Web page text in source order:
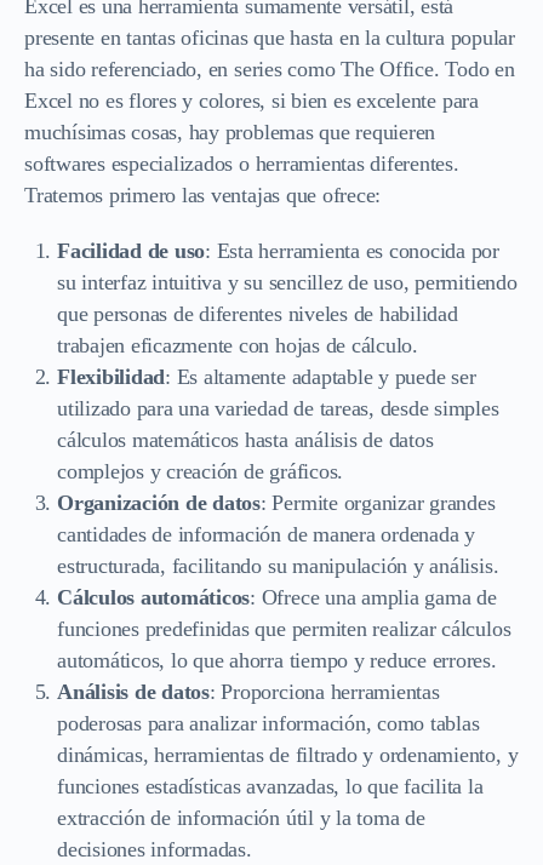
Excel es una herramienta sumamente versátil, está
presente en tantas oficinas que hasta en la cultura popular
ha sido referenciado, en series como The Office. Todo en
Excel no es flores y colores, si bien es excelente para
muchísimas cosas, hay problemas que requieren
softwares especializados o herramientas diferentes.
Tratemos primero las ventajas que ofrece:
Facilidad de uso: Esta herramienta es conocida por
su interfaz intuitiva y su sencillez de uso, permitiendo
que personas de diferentes niveles de habilidad
trabajen eficazmente con hojas de cálculo.
Flexibilidad: Es altamente adaptable y puede ser
utilizado para una variedad de tareas, desde simples
cálculos matemáticos hasta análisis de datos
complejos y creación de gráficos.
Organización de datos: Permite organizar grandes
cantidades de información de manera ordenada y
estructurada, facilitando su manipulación y análisis.
Cálculos automáticos: Ofrece una amplia gama de
funciones predefinidas que permiten realizar cálculos
automáticos, lo que ahorra tiempo y reduce errores.
Análisis de datos: Proporciona herramientas
poderosas para analizar información, como tablas
dinámicas, herramientas de filtrado y ordenamiento, y
funciones estadísticas avanzadas, lo que facilita la
extracción de información útil y la toma de
decisiones informadas.